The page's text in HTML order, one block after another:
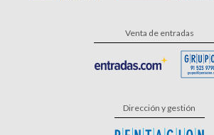
Venta de entradas
Dirección y gestión